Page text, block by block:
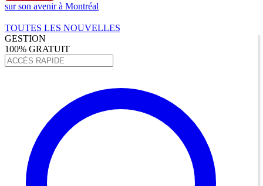
sur son avenir à Montréal
TOUTES LES NOUVELLES
GESTION
100% GRATUIT